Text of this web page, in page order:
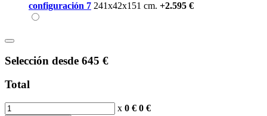
configuración 7 241x42x151 cm. +2.595 €
Selección desde 645 €
Total
x 0 € 0 €